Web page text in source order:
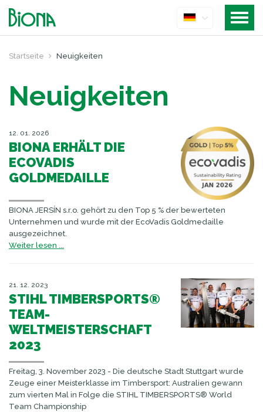
Startseite Neuigkeiten
Neuigkeiten
12. 01. 2026
BIONA ERHÄLT DIE
ECOVADIS
GOLDMEDAILLE
BIONA JERSÍN s.r.o. gehört zu den Top 5 % der bewerteten
Unternehmen und wurde mit der EcoVadis Goldmedaille
ausgezeichnet.
Weiter lesen ...
21. 12. 2023
STIHL TIMBERSPORTS®
TEAM-
WELTMEISTERSCHAFT
2023
Freitag, 3. November 2023 - Die deutsche Stadt Stuttgart wurde
Zeuge einer Meisterklasse im Timbersport: Australien gewann
zum vierten Mal in Folge die STIHL TIMBERSPORTS® World
Team Championship